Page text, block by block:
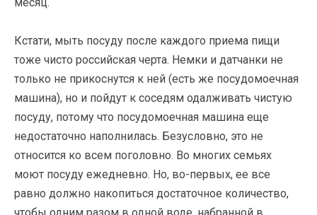
Кстати, мыть посуду после каждого приема пищи
тоже чисто российская черта. Немки и датчанки не
только не прикоснутся к ней (есть же посудомоечная
машина), но и пойдут к соседям одалживать чистую
посуду, потому что посудомоечная машина еще
недостаточно наполнилась. Безусловно, это не
относится ко всем поголовно. Во многих семьях
моют посуду ежедневно. Но, во-первых, ее все
равно должно накопиться достаточное количество,